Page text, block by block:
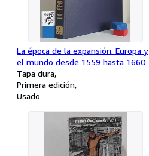
La época de la expansión. Europa y
el mundo desde 1559 hasta 1660
Tapa dura
Primera edición
Usado